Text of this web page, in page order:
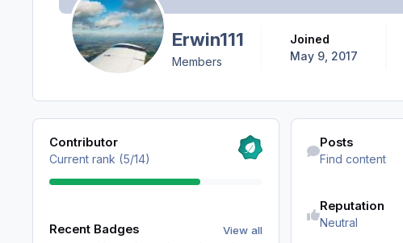
Erwin111
Members
Joined
May 9, 2017
View all
Contributor
Current rank (5/14)
Recent Badges View all
Find content
Posts
Find content
Reputation
Neutral